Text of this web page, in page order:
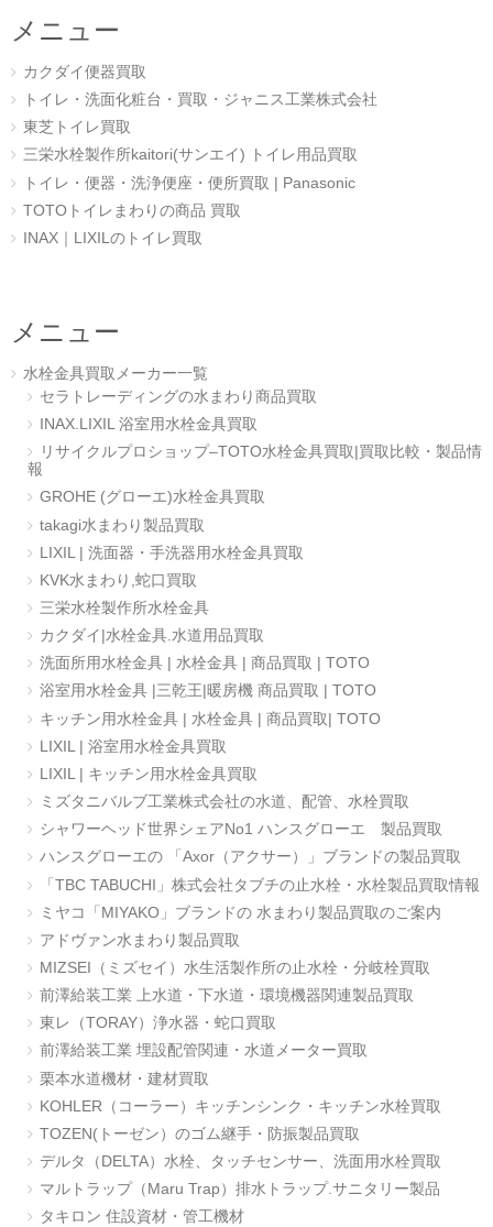
メニュー
カクダイ便器買取
トイレ・洗面化粧台・買取・ジャニス工業株式会社
東芝トイレ買取
三栄水栓製作所kaitori(サンエイ) トイレ用品買取
トイレ・便器・洗浄便座・便所買取 | Panasonic
TOTOトイレまわりの商品 買取
INAX｜LIXILのトイレ買取
メニュー
水栓金具買取メーカー一覧
セラトレーディングの水まわり商品買取
INAX.LIXIL 浴室用水栓金具買取
リサイクルプロショップ–TOTO水栓金具買取|買取比較・製品情
報
GROHE (グローエ)水栓金具買取
takagi水まわり製品買取
LIXIL | 洗面器・手洗器用水栓金具買取
KVK水まわり,蛇口買取
三栄水栓製作所水栓金具
カクダイ|水栓金具.水道用品買取
洗面所用水栓金具 | 水栓金具 | 商品買取 | TOTO
浴室用水栓金具 |三乾王|暖房機 商品買取 | TOTO
キッチン用水栓金具 | 水栓金具 | 商品買取| TOTO
LIXIL | 浴室用水栓金具買取
LIXIL | キッチン用水栓金具買取
ミズタニバルブ工業株式会社の水道、配管、水栓買取
シャワーヘッド世界シェアNo1 ハンスグローエ 製品買取
ハンスグローエの 「Axor（アクサー）」ブランドの製品買取
「TBC TABUCHI」株式会社タブチの止水栓・水栓製品買取情報
ミヤコ「MIYAKO」ブランドの 水まわり製品買取のご案内
アドヴァン水まわり製品買取
MIZSEI（ミズセイ）水生活製作所の止水栓・分岐栓買取
前澤給装工業 上水道・下水道・環境機器関連製品買取
東レ（TORAY）浄水器・蛇口買取
前澤給装工業 埋設配管関連・水道メーター買取
栗本水道機材・建材買取
KOHLER（コーラー）キッチンシンク・キッチン水栓買取
TOZEN(トーゼン）のゴム継手・防振製品買取
デルタ（DELTA）水栓、タッチセンサー、洗面用水栓買取
マルトラップ（Maru Trap）排水トラップ.サニタリー製品
タキロン 住設資材・管工機材